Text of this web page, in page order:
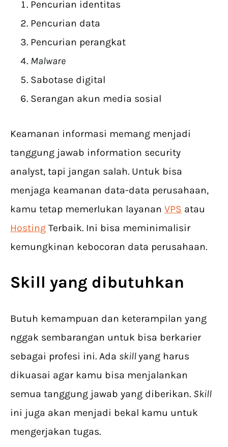
Pencurian identitas
Pencurian data
Pencurian perangkat
Malware
Sabotase digital
Serangan akun media sosial
Keamanan informasi memang menjadi
tanggung jawab information security
analyst, tapi jangan salah. Untuk bisa
menjaga keamanan data-data perusahaan,
kamu tetap memerlukan layanan VPS atau
Hosting Terbaik. Ini bisa meminimalisir
kemungkinan kebocoran data perusahaan.
Skill yang dibutuhkan
Butuh kemampuan dan keterampilan yang
nggak sembarangan untuk bisa berkarier
sebagai profesi ini. Ada skillyang harus
dikuasai agar kamu bisa menjalankan
semua tanggung jawab yang diberikan. Skill
ini juga akan menjadi bekal kamu untuk
mengerjakan tugas.